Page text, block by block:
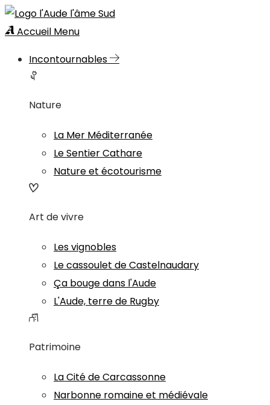
Accueil Menu
Incontournables
Nature
La Mer Méditerranée
Le Sentier Cathare
Nature et écotourisme
Art de vivre
Les vignobles
Le cassoulet de Castelnaudary
Ça bouge dans l'Aude
L'Aude, terre de Rugby
Patrimoine
La Cité de Carcassonne
Narbonne romaine et médiévale